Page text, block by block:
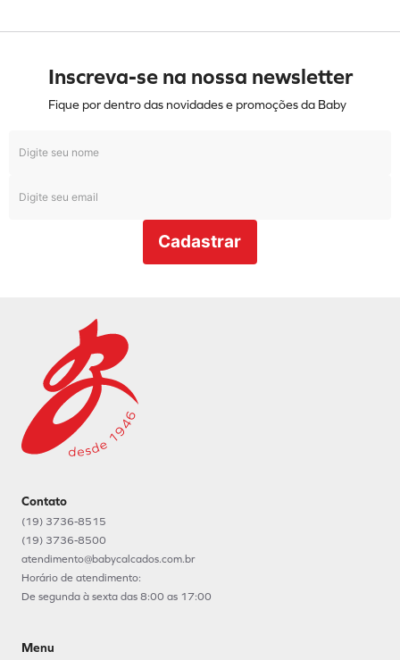
Inscreva-se na nossa newsletter
Fique por dentro das novidades e promoções da Baby
Cadastrar
Contato
(19) 3736-8515
(19) 3736-8500
atendimento@babycalcados.com.br
Horário de atendimento:
De segunda à sexta das 8:00 as 17:00
Menu